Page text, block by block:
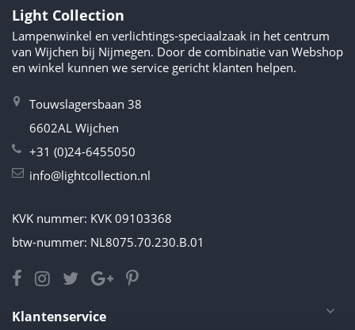
Light Collection
Lampenwinkel en verlichtings-speciaalzaak in het centrum
van Wijchen bij Nijmegen. Door de combinatie van Webshop
en winkel kunnen we service gericht klanten helpen.
Touwslagersbaan 38
6602AL Wijchen
+31 (0)24-6455050
info@lightcollection.nl
KVK nummer: KVK 09103368
btw-nummer: NL8075.70.230.B.01
Klantenservice